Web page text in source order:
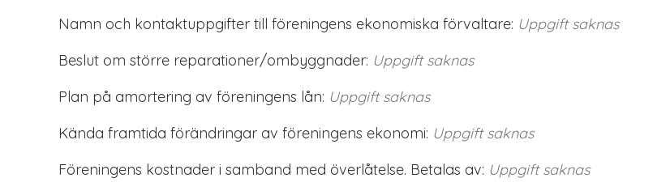
Namn och kontaktuppgifter till föreningens ekonomiska förvaltare: Uppgift saknas
Beslut om större reparationer/ombyggnader: Uppgift saknas
Plan på amortering av föreningens lån: Uppgift saknas
Kända framtida förändringar av föreningens ekonomi: Uppgift saknas
Föreningens kostnader i samband med överlåtelse. Betalas av: Uppgift saknas